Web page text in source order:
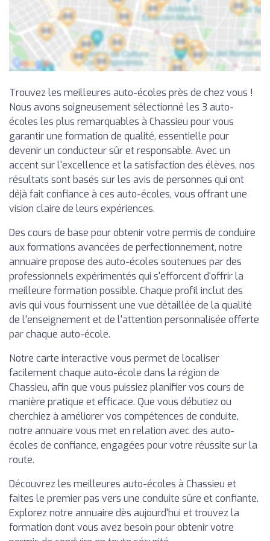
Trouvez les meilleures auto-écoles près de chez vous !
Nous avons soigneusement sélectionné les 3 auto-
écoles les plus remarquables à Chassieu pour vous
garantir une formation de qualité, essentielle pour
devenir un conducteur sûr et responsable. Avec un
accent sur l'excellence et la satisfaction des élèves, nos
résultats sont basés sur les avis de personnes qui ont
déjà fait confiance à ces auto-écoles, vous offrant une
vision claire de leurs expériences.
Des cours de base pour obtenir votre permis de conduire
aux formations avancées de perfectionnement, notre
annuaire propose des auto-écoles soutenues par des
professionnels expérimentés qui s'efforcent d'offrir la
meilleure formation possible. Chaque profil inclut des
avis qui vous fournissent une vue détaillée de la qualité
de l'enseignement et de l'attention personnalisée offerte
par chaque auto-école.
Notre carte interactive vous permet de localiser
facilement chaque auto-école dans la région de
Chassieu, afin que vous puissiez planifier vos cours de
manière pratique et efficace. Que vous débutiez ou
cherchiez à améliorer vos compétences de conduite,
notre annuaire vous met en relation avec des auto-
écoles de confiance, engagées pour votre réussite sur la
route.
Découvrez les meilleures auto-écoles à Chassieu et
faites le premier pas vers une conduite sûre et confiante.
Explorez notre annuaire dès aujourd'hui et trouvez la
formation dont vous avez besoin pour obtenir votre